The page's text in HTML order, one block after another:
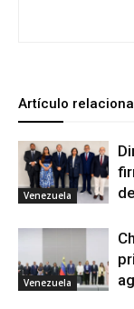
Artículo
Venezuela
Venezuela